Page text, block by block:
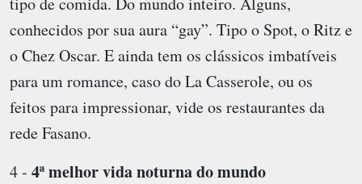
conhecidos por sua aura “gay”. Tipo o Spot, o Ritz e
o Chez Oscar. E ainda tem os clássicos imbatíveis
para um romance, caso do La Casserole, ou os
feitos para impressionar, vide os restaurantes da
rede Fasano.
4 - 4ª melhor vida noturna do mundo